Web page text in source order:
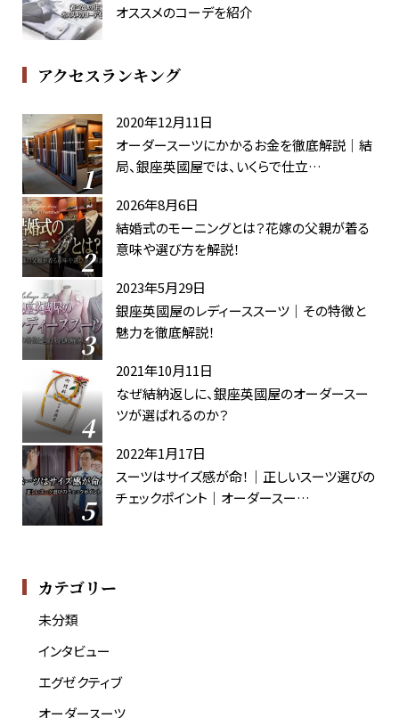
オススメのコーデを紹介
アクセスランキング
2020年12月11日
オーダースーツにかかるお金を徹底解説｜結
局、銀座英國屋では、いくらで仕立…
2026年8月6日
結婚式のモーニングとは？花嫁の父親が着る
意味や選び方を解説！
2023年5月29日
銀座英國屋のレディーススーツ｜その特徴と
魅力を徹底解説！
2021年10月11日
なぜ結納返しに、銀座英國屋のオーダースー
ツが選ばれるのか？
2022年1月17日
スーツはサイズ感が命！｜正しいスーツ選びの
チェックポイント｜オーダースー…
カテゴリー
未分類
インタビュー
エグゼクティブ
オーダースーツ